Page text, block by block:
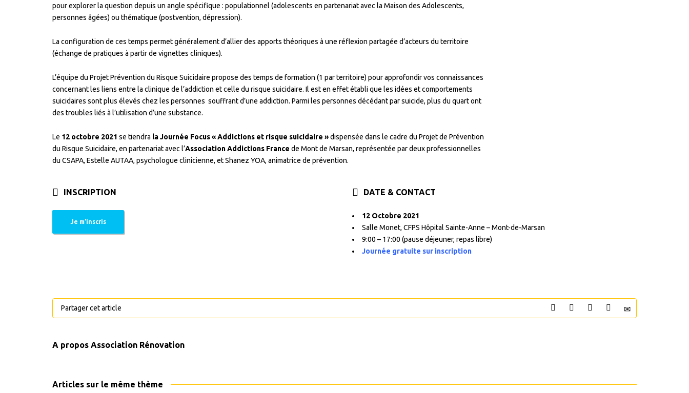
pour explorer la question depuis un angle spécifique : populationnel (adolescents en partenariat avec la Maison des Adolescents,
personnes âgées) ou thématique (postvention, dépression).
La configuration de ces temps permet généralement d’allier des apports théoriques à une réflexion partagée d’acteurs du territoire
(échange de pratiques à partir de vignettes cliniques).
L’équipe du Projet Prévention du Risque Suicidaire propose des temps de formation (1 par territoire) pour approfondir vos connaissances
concernant les liens entre la clinique de l’addiction et celle du risque suicidaire. Il est en effet établi que les idées et comportements
suicidaires sont plus élevés chez les personnes souffrant d’une addiction. Parmi les personnes décédant par suicide, plus du quart ont
des troubles liés à l’utilisation d’une substance.
Le 12 octobre 2021 se tiendra la Journée Focus « Addictions et risque suicidaire »dispensée dans le cadre du Projet de Prévention
du Risque Suicidaire, en partenariat avec l’Association Addictions France de Mont de Marsan, représentée par deux professionnelles
du CSAPA, Estelle AUTAA, psychologue clinicienne, et Shanez YOA, animatrice de prévention.
INSCRIPTION
Je m’inscris
DATE & CONTACT
12 Octobre 2021
Salle Monet, CFPS Hôpital Sainte-Anne – Mont-de-Marsan
9:00 – 17:00 (pause déjeuner, repas libre)
Journée gratuite sur inscription
Partager cet article
A propos Association Rénovation
Articles sur le même thème